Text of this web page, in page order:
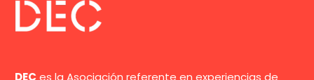
DEC es la Asociación referente en experiencias de